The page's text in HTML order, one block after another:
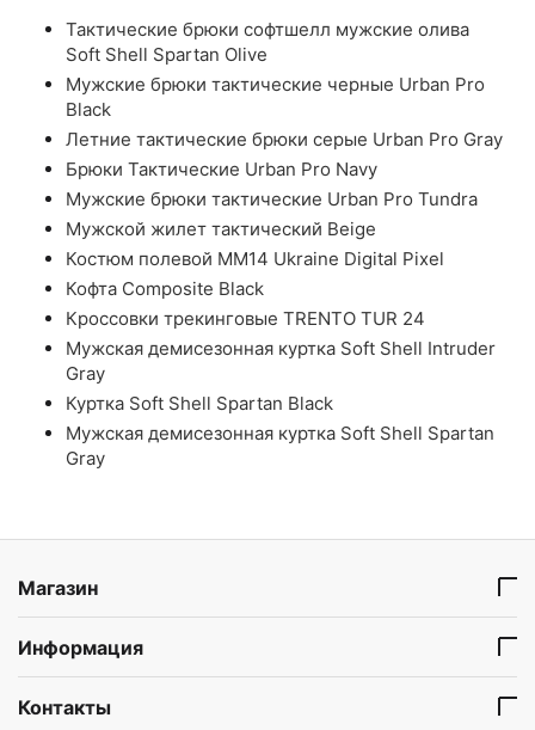
Тактические брюки софтшелл мужские олива
Soft Shell Spartan Olive
Мужские брюки тактические черные Urban Pro
Black
Летние тактические брюки серые Urban Pro Gray
Брюки Тактические Urban Pro Navy
Мужские брюки тактические Urban Pro Tundra
Мужской жилет тактический Beige
Костюм полевой ММ14 Ukraine Digital Pixel
Кофта Composite Black
Кроссовки трекинговые TRENTO TUR 24
Мужская демисезонная куртка Soft Shell Intruder
Gray
Куртка Soft Shell Spartan Black
Мужская демисезонная куртка Soft Shell Spartan
Gray
Магазин
Информация
Контакты